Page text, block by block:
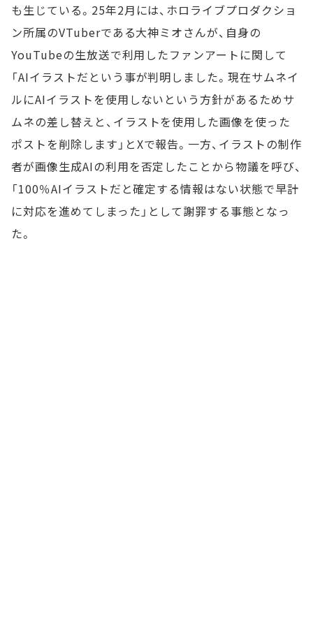
も生じている。25年2月には、ホロライブプロダクショ
ン所属のVTuberである大神ミオさんが、自身の
YouTubeの生放送で利用したファンアートに関して
「AIイラストだという事が判明しました。現在サムネイ
ルにAIイラストを使用しないという方針があるためサ
ムネの差し替えと、イラストを使用した画像を使った
ポストを削除します」とXで報告。一方、イラストの制作
者が画像生成AIの利用を否定したことから物議を呼び、
「100％AIイラストだと確定する情報はない状態で早計
に対応を進めてしまった」として謝罪する事態となっ
た。